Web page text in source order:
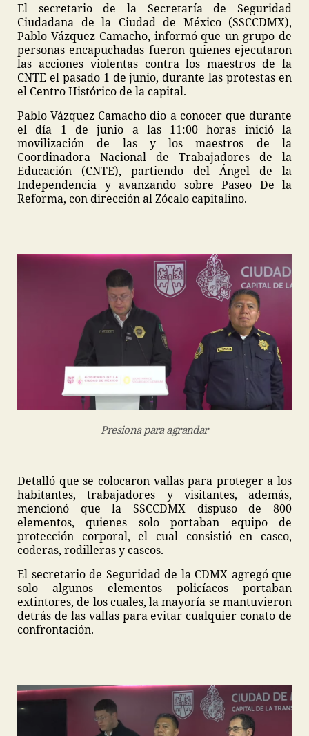
El secretario de la Secretaría de Seguridad
Ciudadana de la Ciudad de México (SSCCDMX),
Pablo Vázquez Camacho, informó que un grupo de
personas encapuchadas fueron quienes ejecutaron
las acciones violentas contra los maestros de la
CNTE el pasado 1 de junio, durante las protestas en
el Centro Histórico de la capital.
Pablo Vázquez Camacho dio a conocer que durante
el día 1 de junio a las 11:00 horas inició la
movilización de las y los maestros de la
Coordinadora Nacional de Trabajadores de la
Educación (CNTE), partiendo del Ángel de la
Independencia y avanzando sobre Paseo De la
Reforma, con dirección al Zócalo capitalino.
Presiona para agrandar
Detalló que se colocaron vallas para proteger a los
habitantes, trabajadores y visitantes, además,
mencionó que la SSCCDMX dispuso de 800
elementos, quienes solo portaban equipo de
protección corporal, el cual consistió en casco,
coderas, rodilleras y cascos.
El secretario de Seguridad de la CDMX agregó que
solo algunos elementos policíacos portaban
extintores, de los cuales, la mayoría se mantuvieron
detrás de las vallas para evitar cualquier conato de
confrontación.